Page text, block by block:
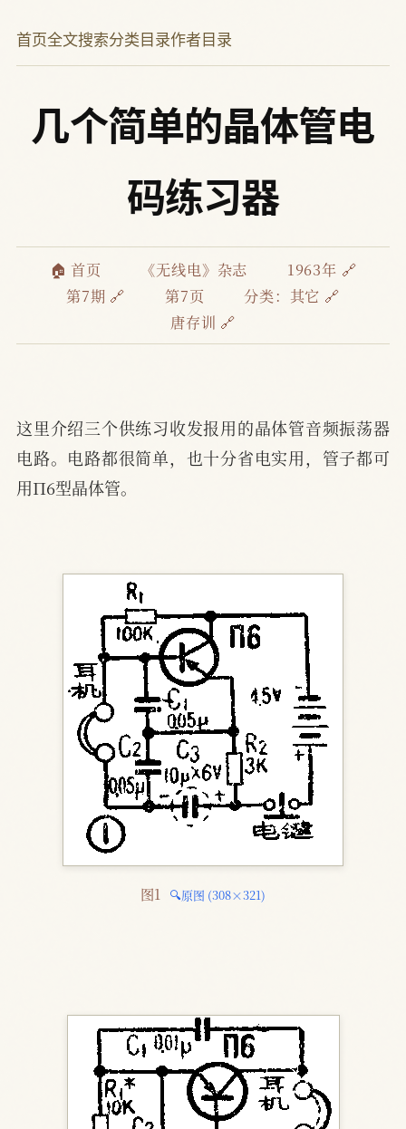
首页全文搜索分类目录作者目录
几个简单的晶体管电
码练习器
🏠 首页 《无线电》杂志
1963年 🔗
第7期 🔗
第7页 分类： 其它 🔗
唐存训 🔗
这里介绍三个供练习收发报用的晶体管音频振荡器
电路。电路都很简单，也十分省电实用，管子都可
用П6型晶体管。
图1 🔍原图 (308×321)